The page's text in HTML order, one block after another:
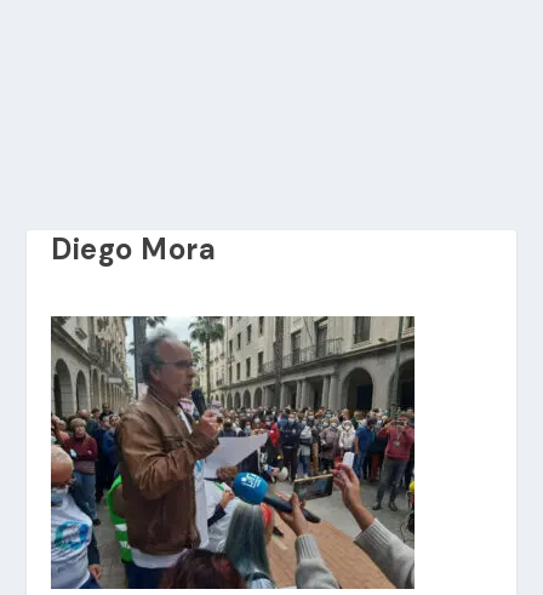
Diego Mora